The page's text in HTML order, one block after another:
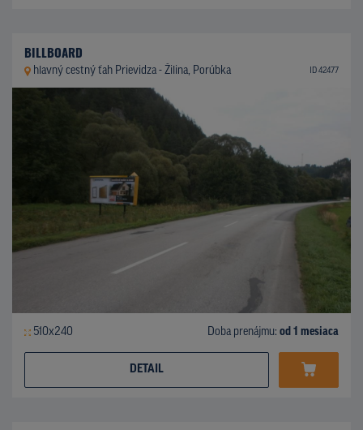
BILLBOARD
hlavný cestný ťah Prievidza - Žilina, Porúbka ID 42477
510x240 Doba prenájmu: od 1 mesiaca
DETAIL